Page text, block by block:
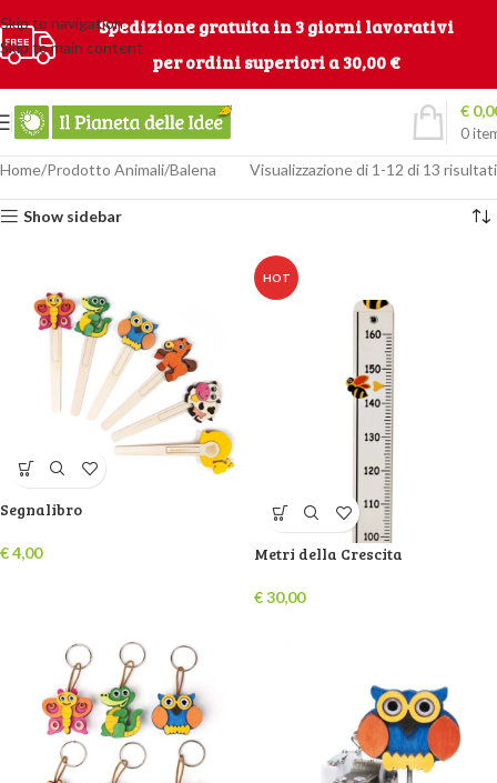
Skip to navigation
Skip to main content
Spedizione gratuita in 3 giorni lavorativi
per ordini superiori a 30,00 €
0
€
Home Prodotto Animali Balena Visualizzazione di 1-12 di 13 risultati
Show sidebar
Segnalibro
€4,00
HOT
Metri della Crescita
€30,00